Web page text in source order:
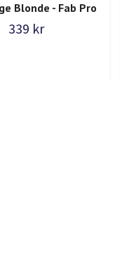
Blonde - Fab Pro
339 kr